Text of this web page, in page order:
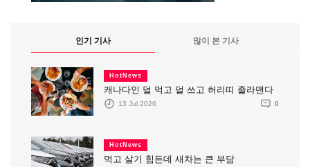
인기 기사 많이 본 기사
HotNews
캐나다인 덜 먹고 덜 쓰고 허리띠 졸라맨다
13 Jul 2026 0
HotNews
먹고 살기 힘든데 새차는 큰 부담